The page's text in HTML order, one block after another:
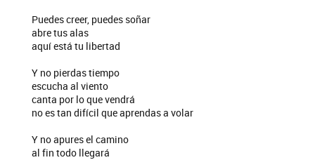
Puedes creer, puedes soñar
abre tus alas
aquí está tu libertad
Y no pierdas tiempo
escucha al viento
canta por lo que vendrá
no es tan difícil que aprendas a volar
Y no apures el camino
al fin todo llegará